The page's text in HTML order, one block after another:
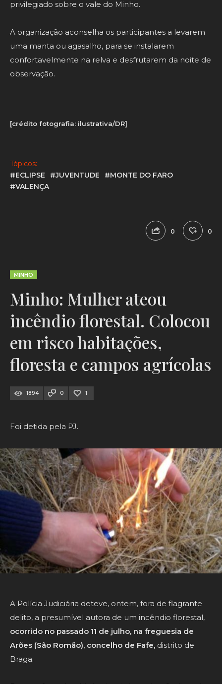
privilegiado sobre o vale do Minho.
A organização aconselha os participantes a levarem
uma manta ou agasalho, para se instalarem
confortavelmente na relva e desfrutarem da noite de
observação.
[crédito fotografia: ilustrativa/DR]
Tópicos:
#ECLIPSE
#JUVENTUDE
#MONTE DO FARO
#VALENÇA
0 0
MINHO
Minho: Mulher ateou
incêndio florestal. Colocou
em risco habitações,
floresta e campos agrícolas
1894 0 1
Foi detida pela PJ.
A Polícia Judiciária deteve, ontem, fora de flagrante
delito, a presumível autora de um incêndio florestal,
ocorrido no passado 11 de julho, na freguesia de
Arões (São Romão), concelho de Fafe, distrito de
Braga.